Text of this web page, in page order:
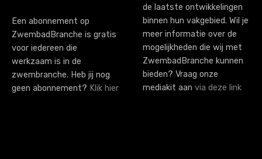
Een abonnement op
ZwembadBranche is gratis
voor iedereen die
werkzaam is in de
zwembranche. Heb jij nog
geen abonnement? Klik hier
de laatste ontwikkelingen
binnen hun vakgebied. Wil je
meer informatie over de
mogelijkheden die wij met
ZwembadBranche kunnen
bieden? Vraag onze
mediakit aan via deze link